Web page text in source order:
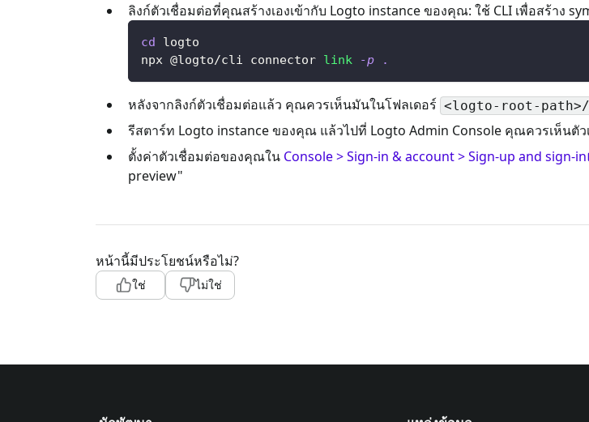
ลิงก์ตัวเชื่อมต่อที่คุณสร้างเองเข้ากับ Logto instance ของคุณ: ใช้ CLI เพื่อสร้าง
cd logto
npx @logto/cli connector link -p .
หลังจากลิงก์ตัวเชื่อมต่อแล้ว คุณควรเห็นมันในโฟลเดอร์ <logto-root-path>/
รีสตาร์ท Logto instance ของคุณ แล้วไปที่ Logto Admin Console คุณควรเห็นตั
ตั้งค่าตัวเชื่อมต่อของคุณใน Console > Sign-in & account > Sign-up and sign-in
preview"
หน้านี้มีประโยชน์หรือไม่?
ใช่ ไม่ใช่